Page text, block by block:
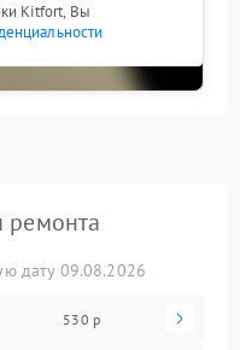
Kitfort, Вы
ремонта
дату 09.08.2026
530 р